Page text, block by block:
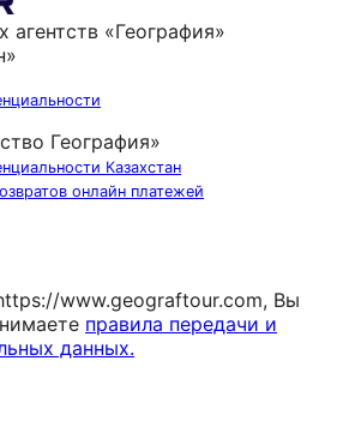
агентств «География»
География»
Казахстан
онлайн платежей
www.geograftour.com, Вы
правила передачи и
данных.